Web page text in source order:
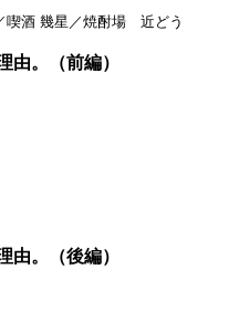
喫酒 幾星／焼酎場 近どう
。（前編）
。（後編）